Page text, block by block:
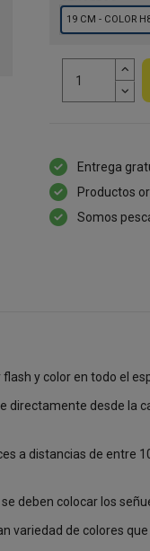
19 CM - COLOR
Entrega
Productos
Somos
y color en todo el
desde la
a distancias de entre
deben colocar los
variedad de colores